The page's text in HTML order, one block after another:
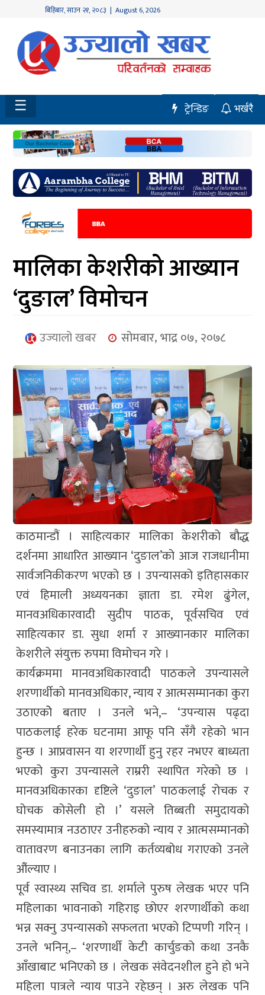
बिहिबार,साउन २१, २०८३ | August 6, 2026
होमपेज
नवलपुर
विशेष
मध्य
नेपाल
चितवन
सेरोफेरो
समाचार
आर्थिक
मनोरञ्जन
खेलकुद
प्रबास
युनिकोड
☰ भर्खरै
ट्रेन्डिङ
मालिका केशरीको आख्यान
‘दुङाल’ विमोचन
उज्यालो खबर सोमबार, भाद्र ०७, २०७८
काठमान्डौं । साहित्यकार मालिका केशरीको बौद्ध
दर्शनमा आधारित आख्यान ‘दुङाल’को आज राजधानीमा
सार्वजनिकीकरण भएको छ । उपन्यासको इतिहासकार
एवं हिमाली अध्ययनका ज्ञाता डा. रमेश ढुंगेल,
मानवअधिकारवादी सुदीप पाठक, पूर्वसचिव एवं
साहित्यकार डा. सुधा शर्मा र आख्यानकार मालिका
केशरीले संयुक्त रुपमा विमोचन गरे ।
कार्यक्रममा मानवअधिकारवादी पाठकले उपन्यासले
शरणार्थीको मानवअधिकार, न्याय र आत्मसम्मानका कुरा
उठाएकोे बताए । उनले भने,– ‘उपन्यास पढ्दा
पाठकलाई हरेक घटनामा आफू पनि सँगै रहेको भान
हुन्छ । आप्रवासन या शरणार्थी हुनु रहर नभएर बाध्यता
भएको कुरा उपन्यासले राम्ररी स्थापित गरेको छ ।
मानवअधिकारका दृष्टिले ‘दुङाल’ पाठकलाई रोचक र
घोचक कोसेली हो ।’ यसले तिब्बती समुदायको
समस्यामात्र नउठाएर उनीहरुको न्याय र आत्मसम्मानको
वातावरण बनाउनका लागि कर्तव्यबोध गराएको उनले
औंल्याए ।
पूर्व स्वास्थ्य सचिव डा. शर्माले पुरुष लेखक भएर पनि
महिलाका भावनाको गहिराइ छोएर शरणार्थीको कथा
भन्न सक्नु उपन्यासको सफलता भएको टिप्पणी गरिन् ।
उनले भनिन्,– ‘शरणार्थी केटी कार्चुङको कथा उनकै
आँखाबाट भनिएको छ । लेखक संवेदनशील हुने हो भने
महिला पात्रले न्याय पाउने रहेछन् । अरु लेखक पनि